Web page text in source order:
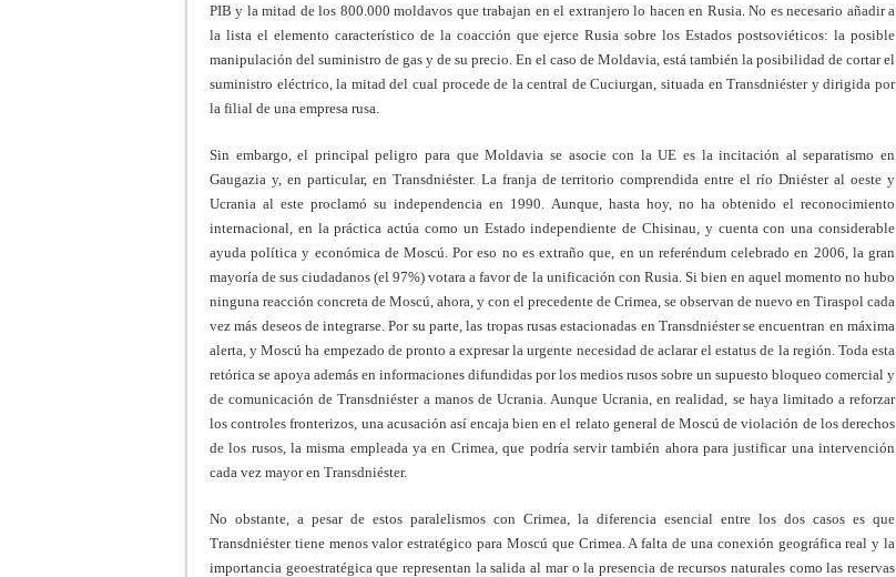
PIB y la mitad de los 800.000 moldavos que trabajan en el extranjero lo hacen en Rusia. No es necesario añadir a
la lista el elemento característico de la coacción que ejerce Rusia sobre los Estados postsoviéticos: la posible
manipulación del suministro de gas y de su precio. En el caso de Moldavia, está también la posibilidad de cortar el
suministro eléctrico, la mitad del cual procede de la central de Cuciurgan, situada en Transdniéster y dirigida por
la filial de una empresa rusa.
Sin embargo, el principal peligro para que Moldavia se asocie con la UE es la incitación al separatismo en
Gaugazia y, en particular, en Transdniéster. La franja de territorio comprendida entre el río Dniéster al oeste y
Ucrania al este proclamó su independencia en 1990. Aunque, hasta hoy, no ha obtenido el reconocimiento
internacional, en la práctica actúa como un Estado independiente de Chisinau, y cuenta con una considerable
ayuda política y económica de Moscú. Por eso no es extraño que, en un referéndum celebrado en 2006, la gran
mayoría de sus ciudadanos (el 97%) votara a favor de la unificación con Rusia. Si bien en aquel momento no hubo
ninguna reacción concreta de Moscú, ahora, y con el precedente de Crimea, se observan de nuevo en Tiraspol cada
vez más deseos de integrarse. Por su parte, las tropas rusas estacionadas en Transdniéster se encuentran en máxima
alerta, y Moscú ha empezado de pronto a expresar la urgente necesidad de aclarar el estatus de la región. Toda esta
retórica se apoya además en informaciones difundidas por los medios rusos sobre un supuesto bloqueo comercial y
de comunicación de Transdniéster a manos de Ucrania. Aunque Ucrania, en realidad, se haya limitado a reforzar
los controles fronterizos, una acusación así encaja bien en el relato general de Moscú de violación de los derechos
de los rusos, la misma empleada ya en Crimea, que podría servir también ahora para justificar una intervención
cada vez mayor en Transdniéster.
No obstante, a pesar de estos paralelismos con Crimea, la diferencia esencial entre los dos casos es que
Transdniéster tiene menos valor estratégico para Moscú que Crimea. A falta de una conexión geográfica real y la
importancia geoestratégica que representan la salida al mar o la presencia de recursos naturales como las reservas